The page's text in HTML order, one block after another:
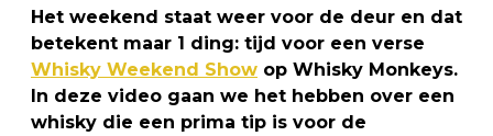
Het weekend staat weer voor de deur en dat
betekent maar 1 ding: tijd voor een verse
Whisky Weekend Show op Whisky Monkeys.
In deze video gaan we het hebben over een
whisky die een prima tip is voor de